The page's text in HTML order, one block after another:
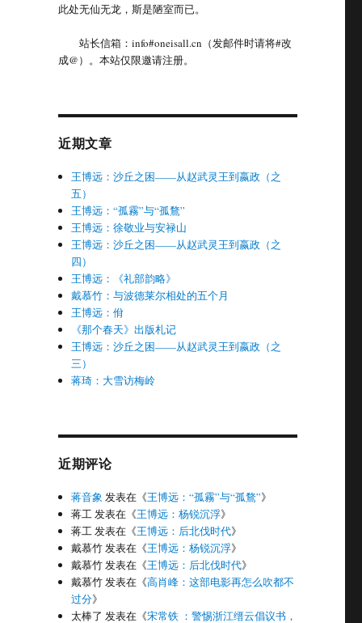
此处无仙无龙，斯是陋室而已。
站长信箱：info#oneisall.cn（发邮件时请将#改
成@）。本站仅限邀请注册。
近期文章
王博远：沙丘之困——从赵武灵王到嬴政（之
五）
王博远：“孤霧”与“孤鶩”
王博远：徐敬业与安禄山
王博远：沙丘之困——从赵武灵王到嬴政（之
四）
王博远：《礼部韵略》
戴慕竹：与波德莱尔相处的五个月
王博远：佾
《那个春天》出版札记
王博远：沙丘之困——从赵武灵王到嬴政（之
三）
蒋琦：大雪访梅岭
近期评论
蒋音象 发表在《王博远：“孤霧”与“孤鶩”》
蒋工发表在《王博远：杨锐沉浮》
蒋工发表在《王博远：后北伐时代》
戴慕竹发表在《王博远：杨锐沉浮》
戴慕竹发表在《王博远：后北伐时代》
戴慕竹发表在《高肖峰：这部电影再怎么吹都不
过分》
太棒了 发表在《宋常铁 ：警惕浙江缙云倡议书，